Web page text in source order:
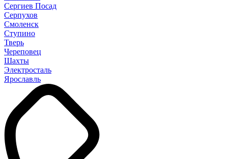
Сергиев Посад
Серпухов
Смоленск
Ступино
Тверь
Череповец
Шахты
Электросталь
Ярославль